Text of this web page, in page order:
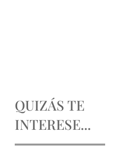
QUIZÁS TE
INTERESE...